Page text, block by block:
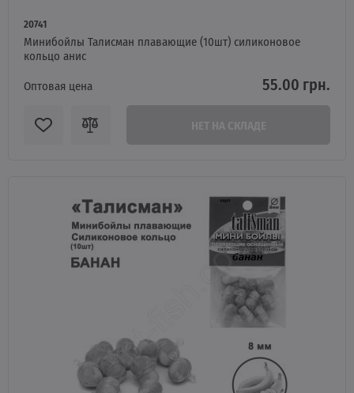
20741
Минибойлы Талисман плавающие (10шт) силиконовое
кольцо анис
Оптовая цена
55.00 грн.